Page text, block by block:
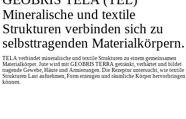
Mineralische und textile
Strukturen verbinden sich zu
selbsttragenden Materialkörpern.
TELA verbindet mineralische und textile Strukturen zu einem gemeinsamen
Materialkörper. Jute wird mit GEOBRIS TERRA getränkt, verhärtet und bildet
tragende Gewebe, Häute und Armierungen. Die Rezeptur untersucht, wie textile
Strukturen Last aufnehmen, Form erzeugen und räumliche Körper hervorbringen
können.